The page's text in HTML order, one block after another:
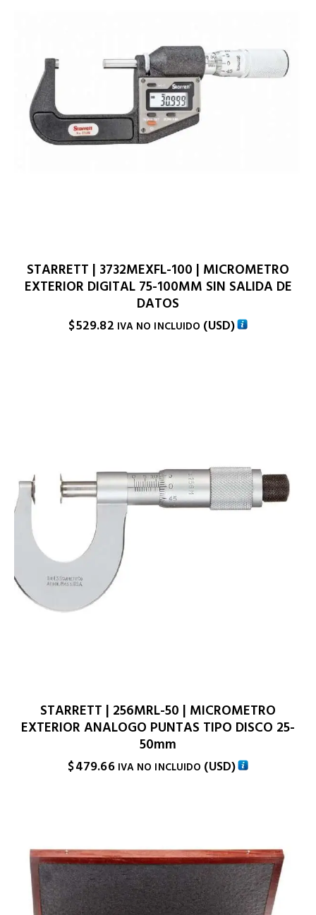
STARRETT | 3732MEXFL-100 | MICROMETRO
EXTERIOR DIGITAL 75-100MM SIN SALIDA DE
DATOS
$529.82 IVA NO INCLUIDO (USD)
STARRETT | 256MRL-50 | MICROMETRO
EXTERIOR ANALOGO PUNTAS TIPO DISCO 25-
50mm
$479.66 IVA NO INCLUIDO (USD)